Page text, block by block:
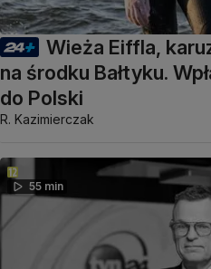
Wieża Eiffla,
na środku Bałtyku.
do Polski
R. Kazimierczak
55 min